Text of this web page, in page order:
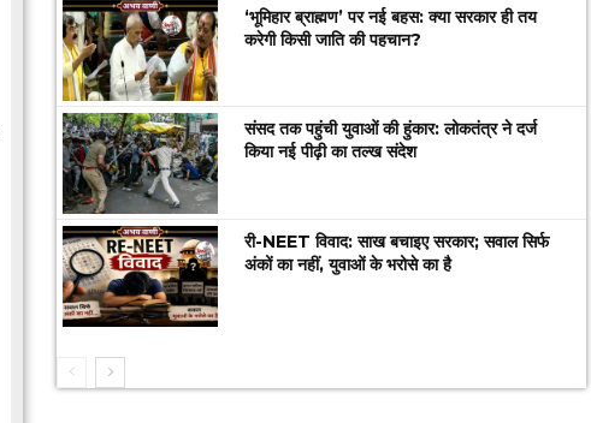
‘भूमिहार ब्राह्मण’ पर नई बहस: क्या सरकार ही तय
करेगी किसी जाति की पहचान?
संसद तक पहुंची युवाओं की हुंकार: लोकतंत्र ने दर्ज
किया नई पीढ़ी का तल्ख संदेश
री-NEET विवाद: साख बचाइए सरकार; सवाल सिर्फ
अंकों का नहीं, युवाओं के भरोसे का है